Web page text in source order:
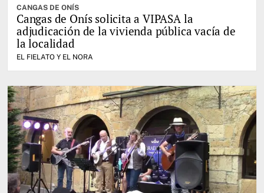
CANGAS DE ONÍS
Cangas de Onís solicita a VIPASA la
adjudicación de la vivienda pública vacía de
la localidad
EL FIELATO Y EL NORA